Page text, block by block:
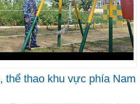
thể thao khu vực phía Nam